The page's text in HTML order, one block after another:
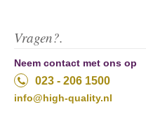
Vragen?.
Neem contact met ons op
023 - 206 1500
info@high-quality.nl